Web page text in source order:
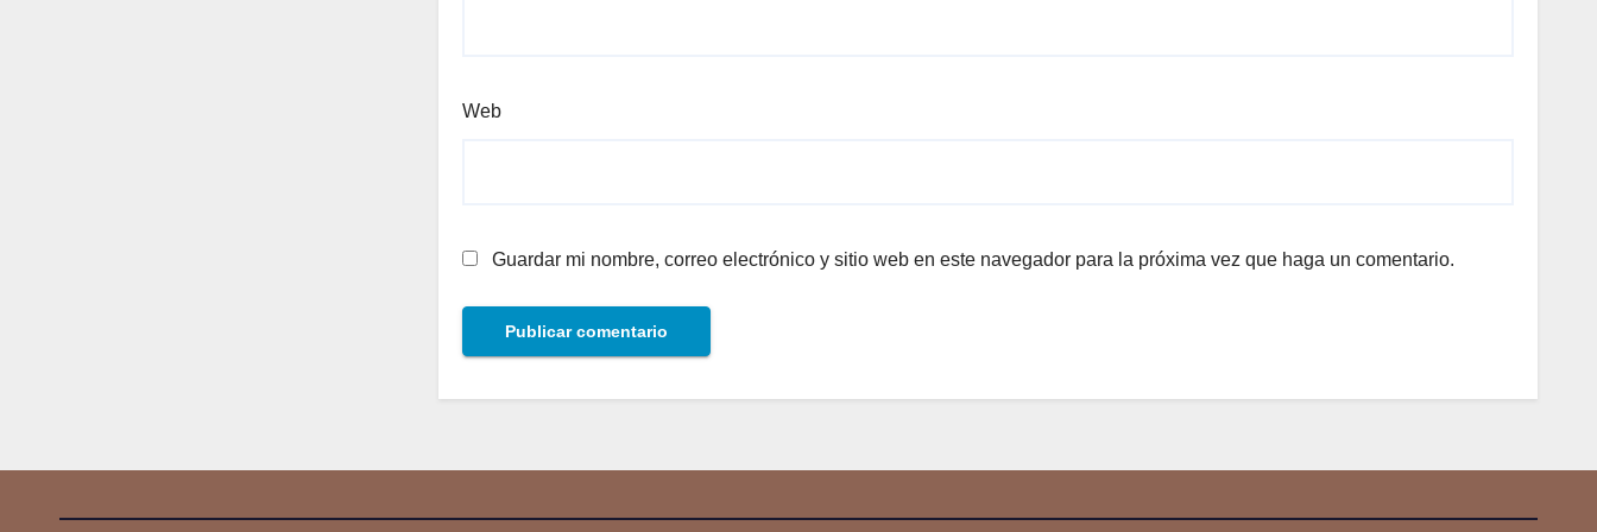
Web
Guardar mi nombre, correo electrónico y sitio web en este navegador para la próxima vez que haga un comentario.